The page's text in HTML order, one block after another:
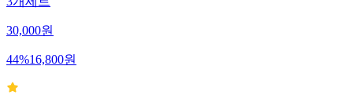
3개세트
30,000원
44%16,800원